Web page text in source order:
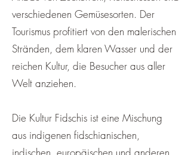
verschiedenen Gemüsesorten. Der
Tourismus profitiert von den malerischen
Stränden, dem klaren Wasser und der
reichen Kultur, die Besucher aus aller
Welt anziehen.
Die Kultur Fidschis ist eine Mischung
aus indigenen fidschianischen,